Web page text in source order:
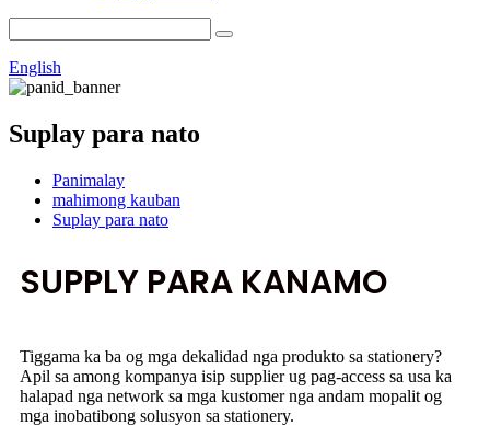
English
Suplay para nato
Panimalay
mahimong kauban
Suplay para nato
SUPPLY PARA KANAMO
Tiggama ka ba og mga dekalidad nga produkto sa stationery?
Apil sa among kompanya isip supplier ug pag-access sa usa ka
halapad nga network sa mga kustomer nga andam mopalit og
mga inobatibong solusyon sa stationery.